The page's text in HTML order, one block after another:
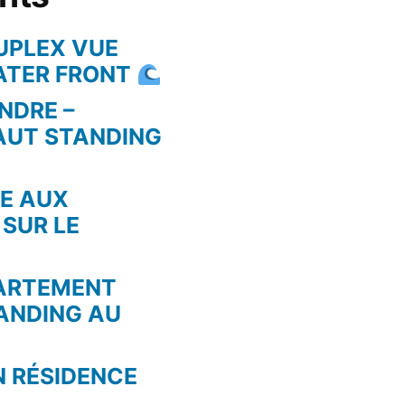
VUE
FRONT
–
STANDING
AUX
LE
AU
RÉSIDENCE